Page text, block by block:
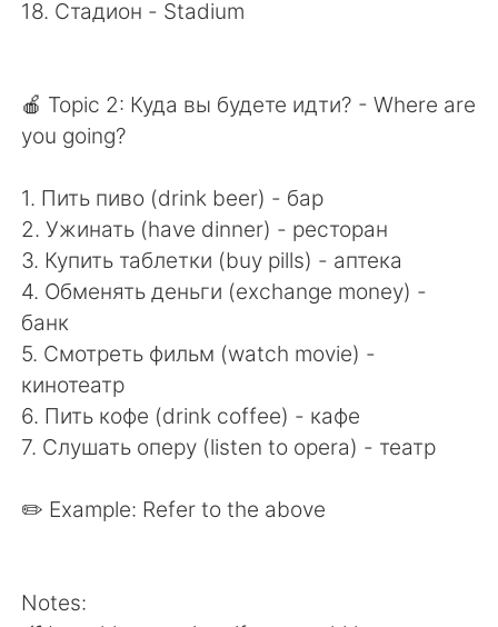
18. Стадион - Stadium
🍎 Topic 2: Куда вы будете идти? - Where are
you going?
1. Пить пиво (drink beer) - бар
2. Ужинать (have dinner) - ресторан
3. Купить таблетки (buy pills) - аптека
4. Обменять деньги (exchange money) -
банк
5. Смотреть фильм (watch movie) -
кинотеатр
6. Пить кофе (drink coffee) - кафе
7. Слушать оперу (listen to opera) - театр
✏️ Example: Refer to the above
Notes: